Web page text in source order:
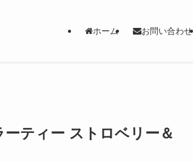
ホーム お問い合わせ
ティー ストロベリー＆